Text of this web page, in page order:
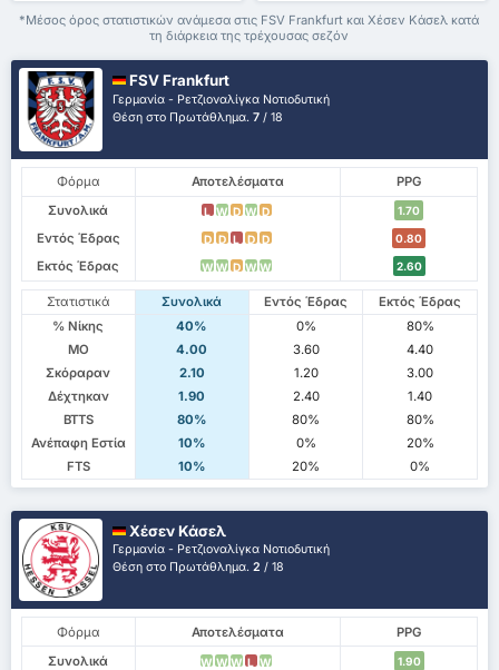
*Μέσος όρος στατιστικών ανάμεσα στις FSV Frankfurt και Χέσεν Κάσελ κατά
τη διάρκεια της τρέχουσας σεζόν
FSV Frankfurt
Γερμανία - Ρετζιοναλίγκα Νοτιοδυτική
Θέση στο Πρωτάθλημα.7 / 18
Φόρμα Αποτελέσματα
PPG
Συνολικά
L W D W D 1.70
Εντός Έδρας D D L D D 0.80
Εκτός Έδρας W W D W W 2.60
Στατιστικά Συνολικά Εντός Έδρας
Εκτός Έδρας
% Νίκης
40% 0%
80%
ΜΟ
4.00 3.60
4.40
Σκόραραν
2.10 1.20
3.00
Δέχτηκαν
1.90 2.40
1.40
BTTS
80% 80%
80%
Ανέπαφη Εστία
10% 0%
20%
FTS
10% 20% 0%
Χέσεν Κάσελ
Γερμανία - Ρετζιοναλίγκα Νοτιοδυτική
Θέση στο Πρωτάθλημα.2 / 18
Φόρμα Αποτελέσματα
PPG
Συνολικά
W W W L W 1.90